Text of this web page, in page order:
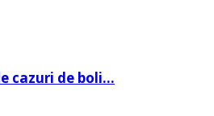
cazuri de boli…